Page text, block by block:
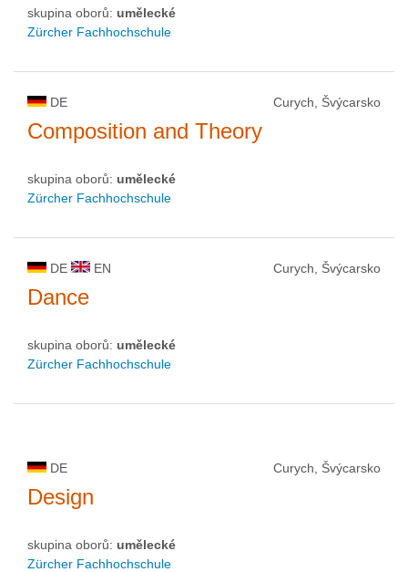
skupina oborů: umělecké
Zürcher Fachhochschule
DE Curych, Švýcarsko
Composition and Theory
skupina oborů: umělecké
Zürcher Fachhochschule
DE EN Curych, Švýcarsko
Dance
skupina oborů: umělecké
Zürcher Fachhochschule
DE Curych, Švýcarsko
Design
skupina oborů: umělecké
Zürcher Fachhochschule